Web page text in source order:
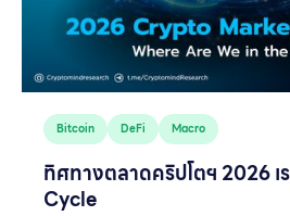
Bitcoin DeFi Macro
ทิศทางตลาดคริปโตฯ 2026 เ
Cycle